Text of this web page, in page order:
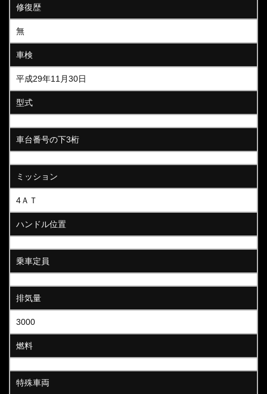
修復歴
無
車検
平成29年11月30日
型式
車台番号の下3桁
ミッション
4ＡＴ
ハンドル位置
乗車定員
排気量
3000
燃料
特殊車両